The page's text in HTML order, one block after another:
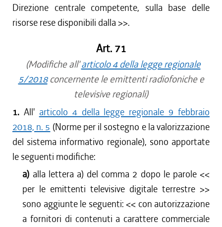
Direzione centrale competente, sulla base delle
risorse rese disponibili dalla >>.
Art. 71
(Modifiche all'articolo 4 della legge regionale
5/2018concernente le emittenti radiofoniche e
televisive regionali)
1. All' articolo 4 della legge regionale 9 febbraio
2018, n. 5 (Norme per il sostegno e la valorizzazione
del sistema informativo regionale), sono apportate
le seguenti modifiche:
a) alla lettera a) del comma 2 dopo le parole <<
per le emittenti televisive digitale terrestre >>
sono aggiunte le seguenti: << con autorizzazione
a fornitori di contenuti a carattere commerciale